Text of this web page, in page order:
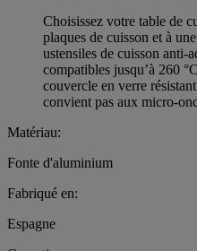
Choisissez votre table de
plaques de cuisson et à
ustensiles de cuisson anti-
compatibles jusqu’à 260
couvercle en verre
convient pas aux micro-
Matériau:
Fonte d'aluminium
Fabriqué en:
Espagne